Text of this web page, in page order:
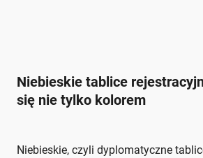
Niebieskie tablice
się nie tylko kolorem
Niebieskie, czyli dyplomatyczne